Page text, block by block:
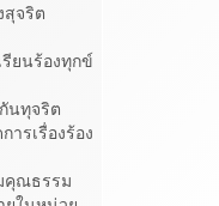
สุจริต
รียนร้องทุกข์
นทุจริต
ารเรื่องร้อง
คุณธรรม